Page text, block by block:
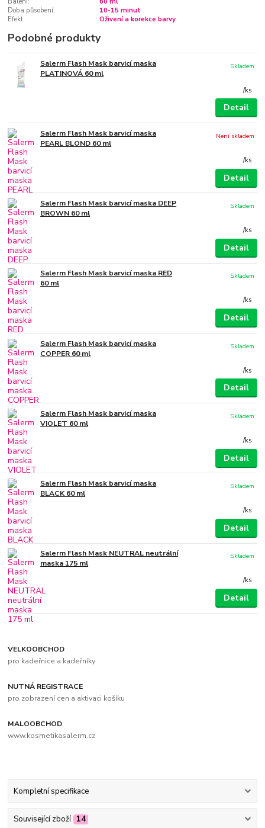
Doba působení:
10-15 minut
Efekt:
Oživení a korekce barvy
Podobné produkty
Salerm Flash Mask barvicí maska
PLATINOVÁ 60 ml
/ks
Skladem
Detail
Salerm Flash Mask barvicí maska
PEARL BLOND 60 ml
/ks
Není skladem
Detail
Salerm Flash Mask barvicí maska DEEP
BROWN 60 ml
/ks
Skladem
Detail
Salerm Flash Mask barvicí maska RED
60 ml
/ks
Skladem
Detail
Salerm Flash Mask barvicí maska
COPPER 60 ml
/ks
Skladem
Detail
Salerm Flash Mask barvicí maska
VIOLET 60 ml
/ks
Skladem
Detail
Salerm Flash Mask barvicí maska
BLACK 60 ml
/ks
Skladem
Detail
Salerm Flash Mask NEUTRAL neutrální
maska 175 ml
/ks
Skladem
Detail
VELKOOBCHOD
pro kadeřnice a kadeřníky
NUTNÁ REGISTRACE
pro zobrazení cen a aktivaci košíku
MALOOBCHOD
www.kosmetikasalerm.cz
Kompletní specifikace
Související zboží 14